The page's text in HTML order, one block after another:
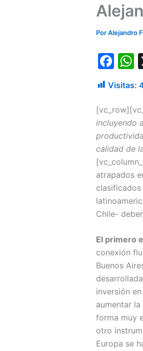
PorAlejandro
F
c
e
b
o
o
k
s
A
p
Visitas:
incluyendo
calidad de
atrapados
Chile-
El primero
conexión
Buenos
inversión
aumentar
forma muy
otro
Europa se